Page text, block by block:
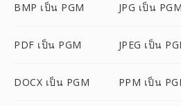
BMP เป็น PGM JPG เป็น PGM
PDF เป็น PGM JPEG เป็น
DOCX เป็น PGM PPM เป็น